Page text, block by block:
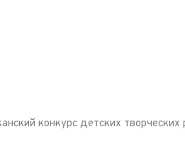
конкурс детских творческих